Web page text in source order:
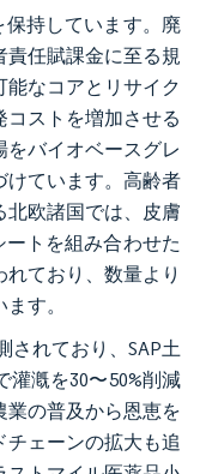
保持しています。廃
任賦課金に至る規
なコアとリサイク
ストを増加させる
バイオベースグレ
けています。高齢者
欧諸国では、皮膚
トを組み合わせた
ており、数量より
す。
されており、SAP土
漑を30〜50%削減
業の普及から恩恵を
ェーンの拡大も追